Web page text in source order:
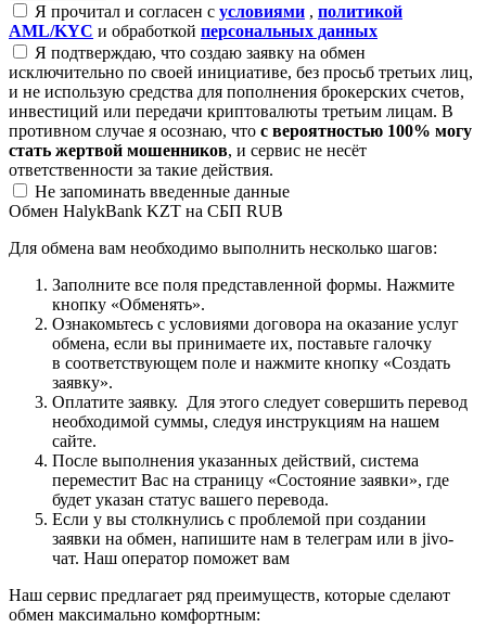
Я прочитал и согласен с условиями , политикой
AML/KYC и обработкой персональных данных
Я подтверждаю, что создаю заявку на обмен
исключительно по своей инициативе, без просьб третьих лиц,
и не использую средства для пополнения брокерских счетов,
инвестиций или передачи криптовалюты третьим лицам. В
противном случае я осознаю, что с вероятностью 100% могу
стать жертвой мошенников, и сервис не несёт
ответственности за такие действия.
Не запоминать введенные данные
Обмен HalykBank KZT на СБП RUB
Для обмена вам необходимо выполнить несколько шагов:
Заполните все поля представленной формы. Нажмите
кнопку «Обменять».
Ознакомьтесь с условиями договора на оказание услуг
обмена, если вы принимаете их, поставьте галочку
в соответствующем поле и нажмите кнопку «Создать
заявку».
Оплатите заявку. Для этого следует совершить перевод
необходимой суммы, следуя инструкциям на нашем
сайте.
После выполнения указанных действий, система
переместит Вас на страницу «Состояние заявки», где
будет указан статус вашего перевода.
Если у вы столкнулись с проблемой при создании
заявки на обмен, напишите нам в телеграм или в jivo-
чат. Наш оператор поможет вам
Наш сервис предлагает ряд преимуществ, которые сделают
обмен максимально комфортным: